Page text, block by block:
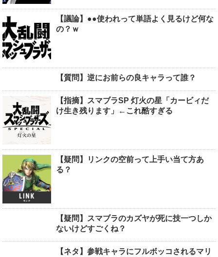
【議論】●●使われって単語よく見るけど何な
の？ｗ
【質問】逆にお前らの良キャラって誰？
【指摘】スマブラSP 灯火の星「カービィだ
け生き残ります」←これ酷すぎる
【疑問】リンクの空前って上手い当て方あ
る？
【疑問】スマブラのカズヤが死に技一つしか
ないけどすごくね？
【ネタ】参戦キャラにフルボッコされるマリ